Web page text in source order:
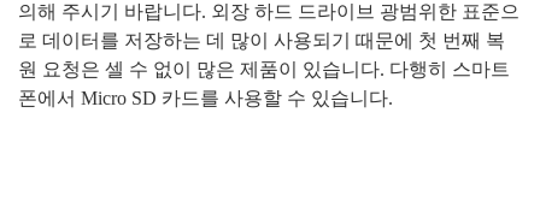
의해 주시기 바랍니다. 외장 하드 드라이브 광범위한 표준으
로 데이터를 저장하는 데 많이 사용되기 때문에 첫 번째 복
원 요청은 셀 수 없이 많은 제품이 있습니다. 다행히 스마트
폰에서 Micro SD 카드를 사용할 수 있습니다.